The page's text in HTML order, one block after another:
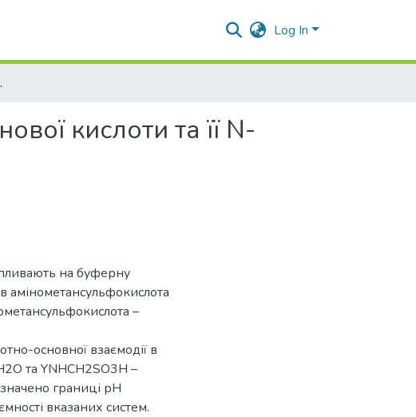
Log In
похідних
кислоти та її N-
на буферну
амінометансульфокислота
–
основної взаємодії в
та YNHCH2SO3H –
границі рН
вказаних систем.